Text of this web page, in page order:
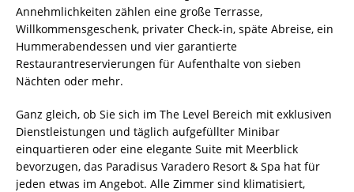
Annehmlichkeiten zählen eine große Terrasse,
Willkommensgeschenk, privater Check-in, späte Abreise, ein
Hummerabendessen und vier garantierte
Restaurantreservierungen für Aufenthalte von sieben
Nächten oder mehr.
Ganz gleich, ob Sie sich im The Level Bereich mit exklusiven
Dienstleistungen und täglich aufgefüllter Minibar
einquartieren oder eine elegante Suite mit Meerblick
bevorzugen, das Paradisus Varadero Resort & Spa hat für
jeden etwas im Angebot. Alle Zimmer sind klimatisiert,